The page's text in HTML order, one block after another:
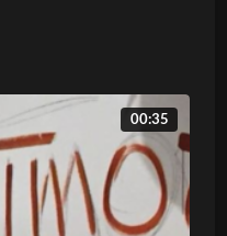
00:35